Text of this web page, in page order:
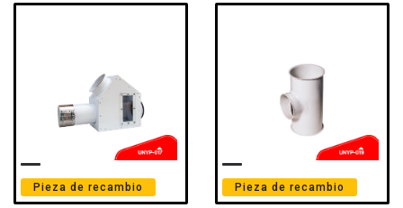
Pieza de recambio Pieza de recambio